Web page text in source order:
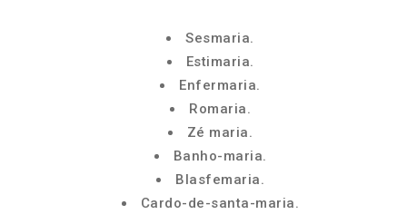
Sesmaria.
Estimaria.
Enfermaria.
Romaria.
Zé maria.
Banho-maria.
Blasfemaria.
Cardo-de-santa-maria.